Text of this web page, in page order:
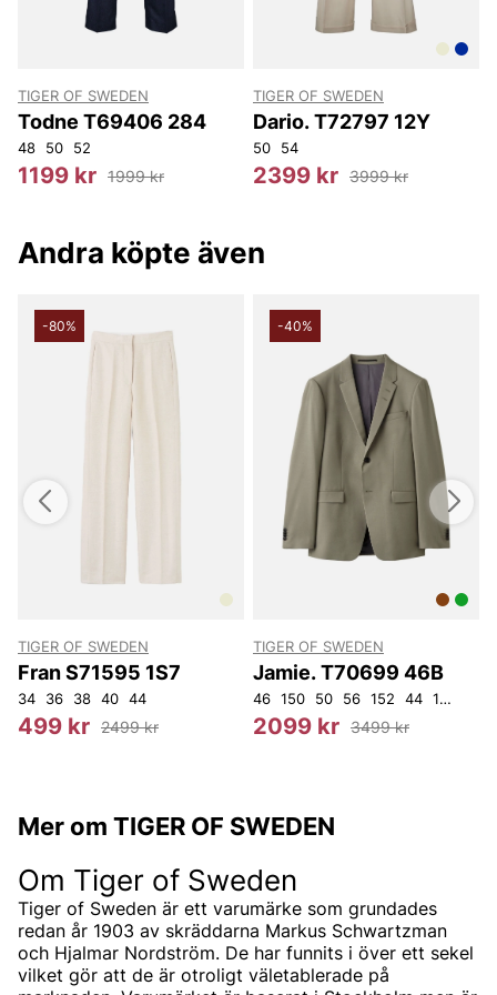
detaljer eller kvalitet. Beställ idag och upplev en klassisk byxa
som är lätt att styla och hålla snygg länge.
Tack för att du handlar i vår webbshop. Besök oss även i vår
butik i Vingåker.Läs mer på www.vfo.se
TIGER OF SWEDEN
Todne T69406 284
48 50 52
1199 kr 1999 kr
TIGER OF SWEDEN
Dario. T72797 12Y
50 54
2399 kr 3999 kr
Andra köpte även
-80%
TIGER OF SWEDEN
Fran S71595 1S7
34 36 38 40 44
499 kr 2499 kr
-40%
TIGER OF SWEDEN
Jamie. T70699 46B
46 150 50 56 152 44 148
2099 kr 3499 kr
Mer om TIGER OF SWEDEN
Om Tiger of Sweden
Tiger of Sweden är ett varumärke som grundades
redan år 1903 av skräddarna Markus Schwartzman
och Hjalmar Nordström. De har funnits i över ett sekel
vilket gör att de är otroligt väletablerade på